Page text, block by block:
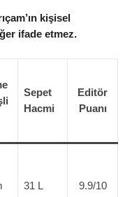
kişisel
ifade etmez.
Sepet
Hacmi
Editör
Puanı
31 L 9.9/10